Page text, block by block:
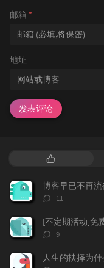
邮箱 *
地址
发表评论
热
文
章
博客早已不再流
评
数：
11
[不定期活动]免
评
数：
9
人生的抉择为